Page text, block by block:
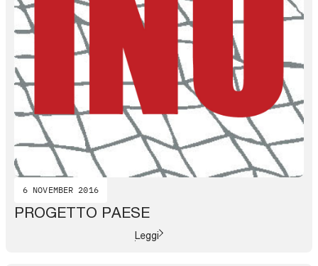
6 NOVEMBER 2016
PROGETTO PAESE
Leggi